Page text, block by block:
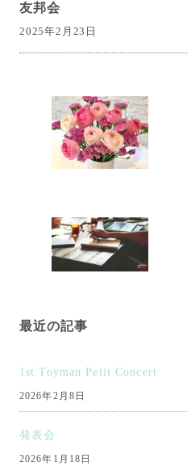
友邦会
2025年2月23日
最近の記事
1st.Toyman Petit Concert
2026年2月8日
発表会
2026年1月18日